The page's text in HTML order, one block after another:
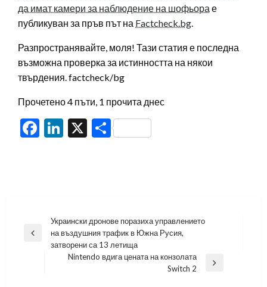
да имат камери за наблюдение на шофьора е
публикуван за пръв път на Factcheck.bg.
Разпространявайте, моля! Тази статия е последна
възможна проверка за истинността на някои
твърдения. factcheck/bg
Прочетено 4 пъти, 1 прочита днес
Facebook
LinkedIn
X Share
Навигация
Previous
Украински дронове поразиха управлението
на въздушния трафик в Южна Русия,
затворени са 13 летища
Nintendo вдига цената на конзолата
Switch 2